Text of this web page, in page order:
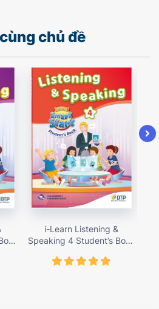
chủ đề
i-Learn Listening &
Speaking 4 Student’s Book